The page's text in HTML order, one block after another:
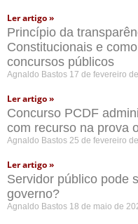
Ler artigo »
Princípio da
Constitucionais e
concursos públicos
Agnaldo Bastos 17 de fevereiro
Ler artigo »
Concurso PCDF
com recurso na prova
Agnaldo Bastos 25 de fevereiro
Ler artigo »
Servidor público pode
governo?
Agnaldo Bastos 18 de maio de